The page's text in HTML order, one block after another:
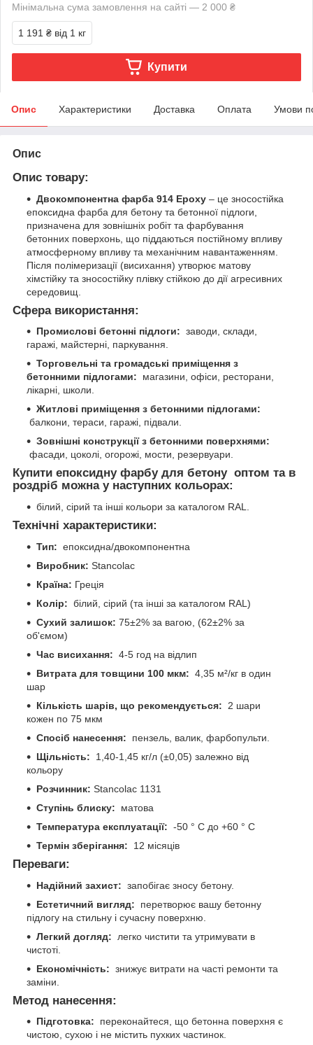
Мінімальна сума замовлення на сайті — 2 000 ₴
1 191 ₴ від 1 кг
Купити
Опис Характеристики Доставка Оплата Умови
Опис
Опис товару:
Двокомпонентна фарба 914 Epoxy – це зносостійка
епоксидна фарба для бетону та бетонної підлоги,
призначена для зовнішніх робіт та фарбування
бетонних поверхонь, що піддаються постійному впливу
атмосферному впливу та механічним навантаженням.
Після полімеризації (висихання) утворює матову
хімстійку та зносостійку плівку стійкою до дії агресивних
середовищ.
Сфера використання:
Промислові бетонні підлоги: заводи, склади,
гаражі, майстерні, паркування.
Торговельні та громадські приміщення з
бетонними підлогами: магазини, офіси, ресторани,
лікарні, школи.
Житлові приміщення з бетонними підлогами:
балкони, тераси, гаражі, підвали.
Зовнішні конструкції з бетонними поверхнями:
фасади, цоколі, огорожі, мости, резервуари.
Купити епоксидну фарбу для бетону оптом та в
роздріб можна у наступних кольорах:
білий, сірий та інші кольори за каталогом RAL.
Технічні характеристики:
Тип: епоксидна/двокомпонентна
Виробник: Stancolac
Країна: Греція
Колір: білий, сірий (та інші за каталогом RAL)
Сухий залишок: 75±2% за вагою, (62±2% за
об'ємом)
Час висихання: 4-5 год на відлип
Витрата для товщини 100 мкм: 4,35 м²/кг в один
шар
Кількість шарів, що рекомендується: 2 шари
кожен по 75 мкм
Спосіб нанесення: пензель, валик, фарбопульти.
Щільність: 1,40-1,45 кг/л (±0,05) залежно від
кольору
Розчинник: Stancolac 1131
Ступінь блиску: матова
Температура експлуатації: -50 ° C до +60 ° C
Термін зберігання: 12 місяців
Переваги:
Надійний захист: запобігає зносу бетону.
Естетичний вигляд: перетворює вашу бетонну
підлогу на стильну і сучасну поверхню.
Легкий догляд: легко чистити та утримувати в
чистоті.
Економічність: знижує витрати на часті ремонти та
заміни.
Метод нанесення:
Підготовка: переконайтеся, що бетонна поверхня є
чистою, сухою і не містить пухких частинок.